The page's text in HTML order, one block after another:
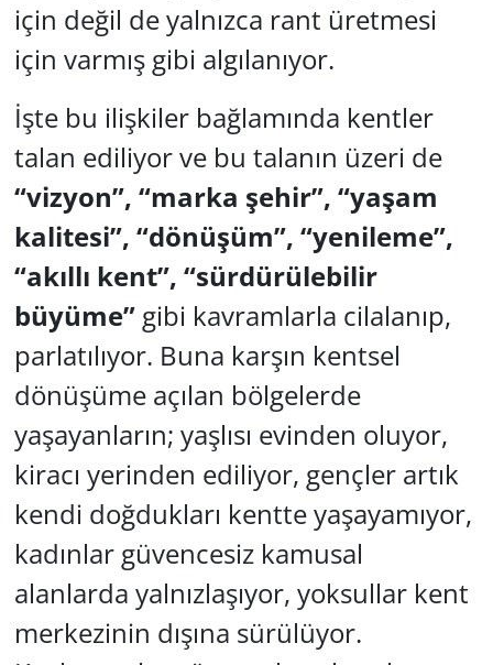
için değil de yalnızca rant üretmesi
için varmış gibi algılanıyor.
İşte bu ilişkiler bağlamında kentler
talan ediliyor ve bu talanın üzeri de
“vizyon”, “marka şehir”, “yaşam
kalitesi”, “dönüşüm”, “yenileme”,
“akıllı kent”, “sürdürülebilir
büyüme”gibi kavramlarla cilalanıp,
parlatılıyor. Buna karşın kentsel
dönüşüme açılan bölgelerde
yaşayanların; yaşlısı evinden oluyor,
kiracı yerinden ediliyor, gençler artık
kendi doğdukları kentte yaşayamıyor,
kadınlar güvencesiz kamusal
alanlarda yalnızlaşıyor, yoksullar kent
merkezinin dışına sürülüyor.